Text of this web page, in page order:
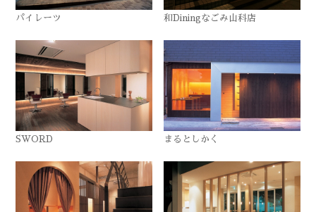
パイレーツ 和Diningなごみ山科店
SWORD まるとしかく